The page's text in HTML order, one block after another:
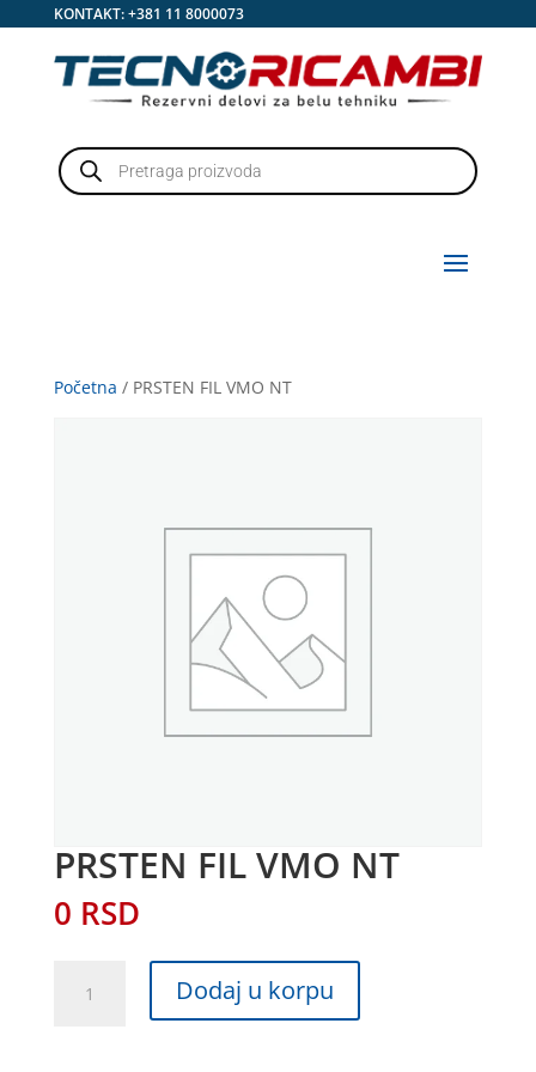
KONTAKT:+381 11 8000073
Products
search
Početna / PRSTEN FIL VMO NT
PRSTEN FIL VMO NT
0 RSD
Dodaj u korpu